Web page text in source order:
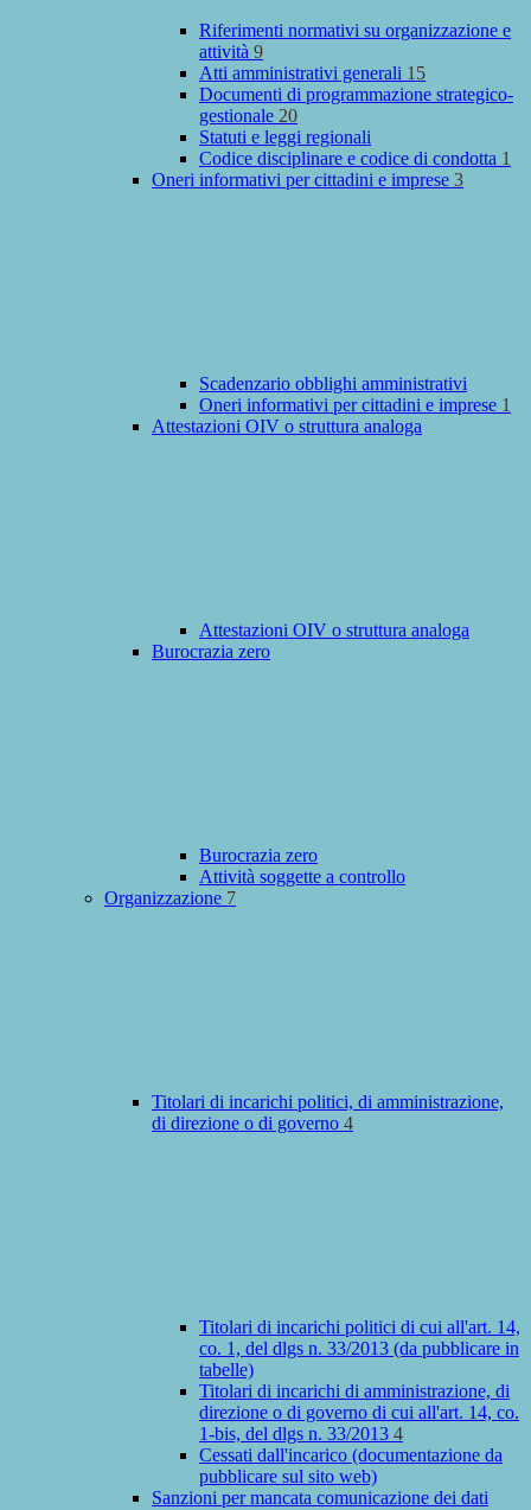
Riferimenti normativi su organizzazione e
attività 9
Atti amministrativi generali 15
Documenti di programmazione strategico-
gestionale 20
Statuti e leggi regionali
Codice disciplinare e codice di condotta 1
Oneri informativi per cittadini e imprese 3
Scadenzario obblighi amministrativi
Oneri informativi per cittadini e imprese 1
Attestazioni OIV o struttura analoga
Attestazioni OIV o struttura analoga
Burocrazia zero
Burocrazia zero
Attività soggette a controllo
Organizzazione 7
Titolari di incarichi politici, di amministrazione,
di direzione o di governo 4
Titolari di incarichi politici di cui all'art. 14,
co. 1, del dlgs n. 33/2013 (da pubblicare in
tabelle)
Titolari di incarichi di amministrazione, di
direzione o di governo di cui all'art. 14, co.
1-bis, del dlgs n. 33/2013 4
Cessati dall'incarico (documentazione da
pubblicare sul sito web)
Sanzioni per mancata comunicazione dei dati